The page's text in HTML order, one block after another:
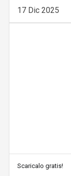
17 Dic 2025
Scaricalo gratis!